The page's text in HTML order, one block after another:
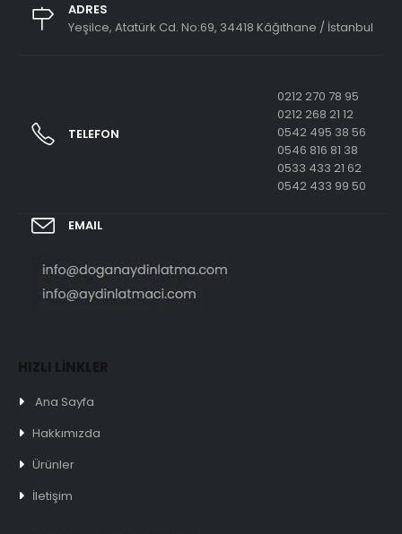
ADRES
Yeşilce, Atatürk Cd. No:69, 34418 Kâğıthane / İstanbul
TELEFON
0212 270 78 95
0212 268 21 12
0542 495 38 56
0546 816 81 38
0533 433 21 62
0542 433 99 50
EMAIL
HIZLI LİNKLER
Ana Sayfa
Hakkımızda
Ürünler
İletişim